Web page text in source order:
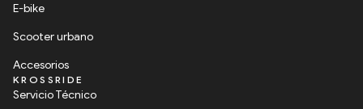
E-bike
Scooter urbano
Accesorios
KROSSRIDE
Servicio Técnico